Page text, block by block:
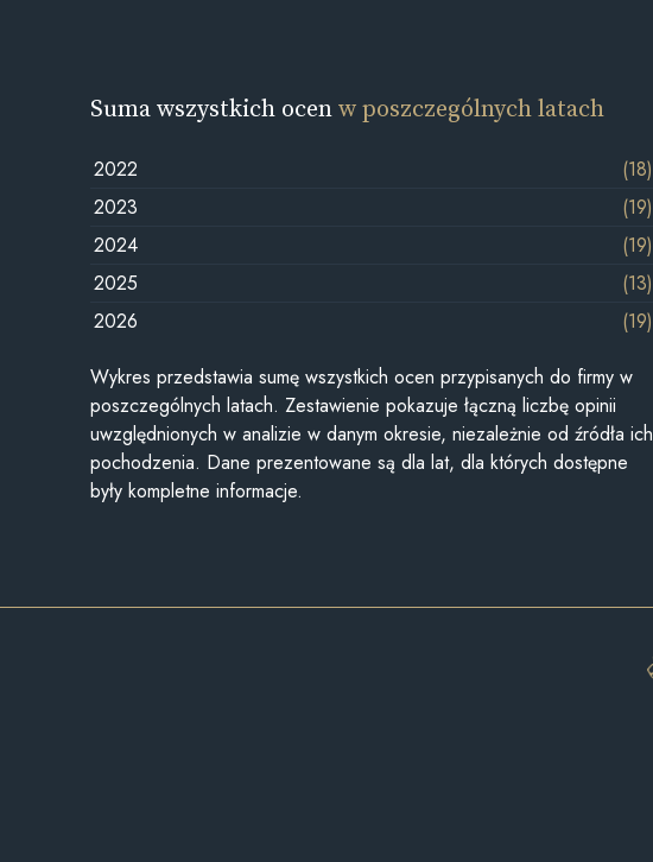
Suma wszystkich ocenw poszczególnych latach
2022
(18)
2023
(19)
2024
(19)
2025
(13)
2026
(19)
Wykres przedstawia sumę wszystkich ocen przypisanych do firmy w
poszczególnych latach. Zestawienie pokazuje łączną liczbę opinii
uwzględnionych w analizie w danym okresie, niezależnie od źródła ich
pochodzenia. Dane prezentowane są dla lat, dla których dostępne
były kompletne informacje.